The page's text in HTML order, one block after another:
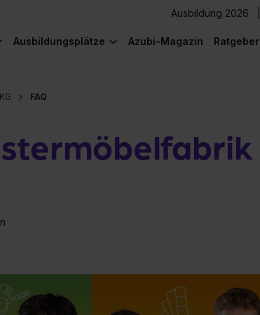
Ausbildung 2026
Ausbildungsplätze Azubi-Magazin Ratgeber
FAQ